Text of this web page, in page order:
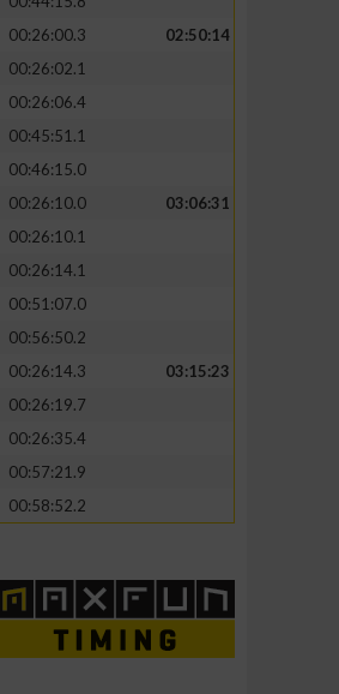
00:26:00.3
02:50:14
00:26:02.1
00:26:06.4
00:45:51.1
00:46:15.0
00:26:10.0
03:06:31
00:26:10.1
00:26:14.1
00:51:07.0
00:56:50.2
00:26:14.3
03:15:23
00:26:19.7
00:26:35.4
00:57:21.9
00:58:52.2